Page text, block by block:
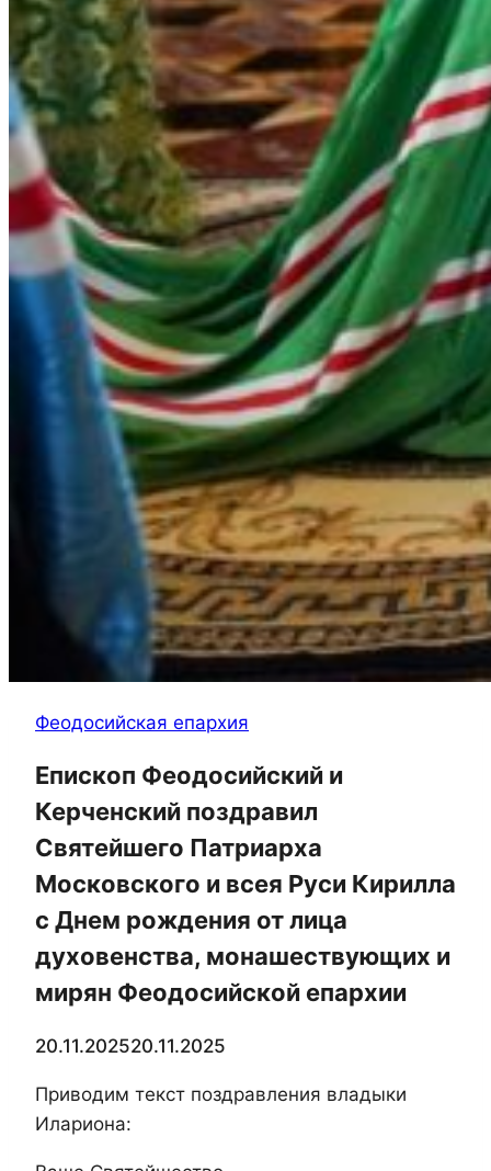
Феодосийская епархия
Епископ Феодосийский и
Керченский поздравил
Святейшего Патриарха
Московского и всея Руси Кирилла
с Днем рождения от лица
духовенства, монашествующих и
мирян Феодосийской епархии
20.11.202520.11.2025
Приводим текст поздравления владыки
Илариона: